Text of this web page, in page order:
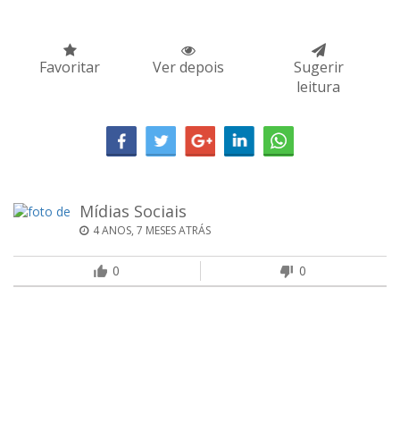
Favoritar Ver depois
Sugerir
leitura
Mídias Sociais
4 ANOS, 7 MESES ATRÁS
0 0